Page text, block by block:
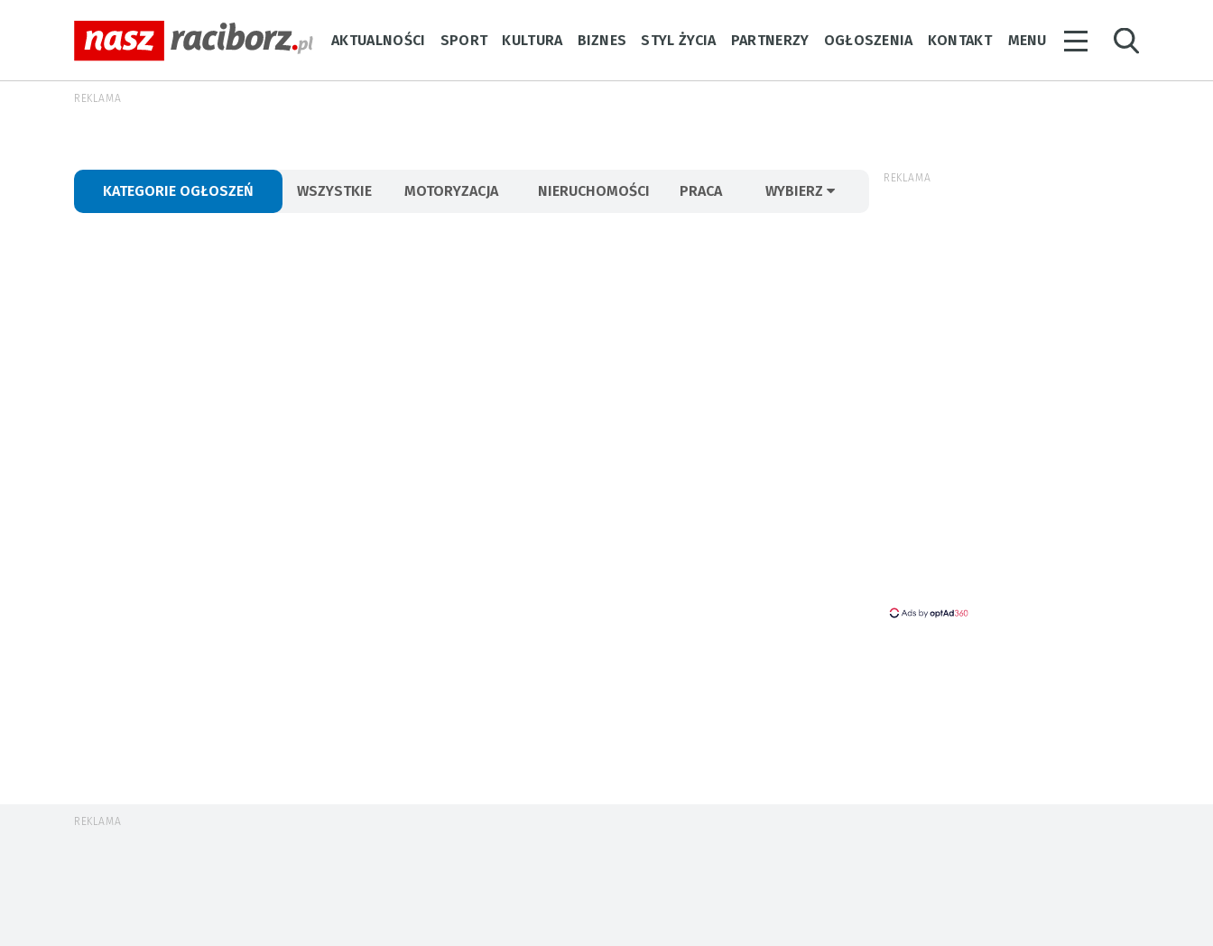
AKTUALNOŚCI SPORT KULTURA BIZNES STYL ŻYCIA PARTNERZY OGŁOSZENIA KONTAKT MENU
REKLAMA
KATEGORIE OGŁOSZEŃ WSZYSTKIE MOTORYZACJA NIERUCHOMOŚCI PRACA WYBIERZ
REKLAMA
REKLAMA